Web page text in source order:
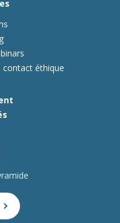
contact éthique